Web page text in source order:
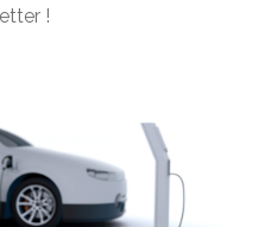
KIA
31 Oct 2025 à 06:00
!